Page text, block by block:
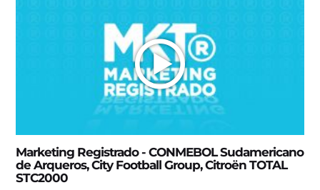
Marketing Registrado - CONMEBOL Sudamericano
de Arqueros, City Football Group, Citroën TOTAL
STC2000